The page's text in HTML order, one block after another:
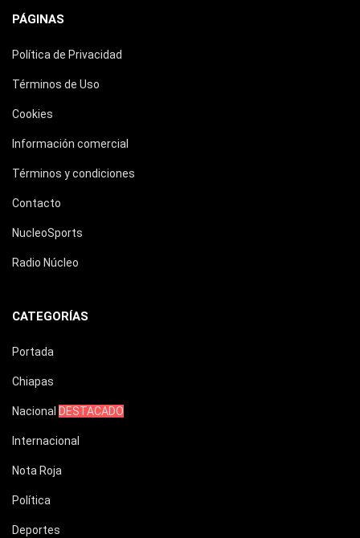
PÁGINAS
Política de Privacidad
Términos de Uso
Cookies
Información comercial
Términos y condiciones
Contacto
NucleoSports
Radio Núcleo
CATEGORÍAS
Portada
Chiapas
Nacional DESTACADO
Internacional
Nota Roja
Política
Deportes